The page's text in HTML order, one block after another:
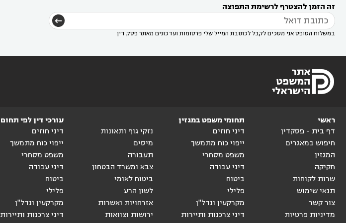
דין בשוהם 
זה הזמן להצטרף לרשימת התפוצה
במשלוח הטופס אני מסכים לקבל לכתובת המייל שלי פרסומות ועדכונים מאתר פסק דין
ראשי
דף בית - פסקדין
חיפוש במאגרים
המגזין
חקיקה
שרות לקוחות
תנאי שימוש
צור קשר
מדיניות פרטיות
תחומי משפט במגזין
דיני חוזים
ייפוי כוח מתמשך
משפט מסחרי
דיני עבודה
ביטוח
פלילי
מקרקעין ונדל"ן
דיני צרכנות ותיירות
נזקי גוף ותאונות
מיסים
תעבורה
צבא ומשרד הבטחון
ביטוח לאומי
לשון הרע
אזרחויות ואשרות
ירושות וצוואות
עורכי דין לפי תחום
דיני חוזים
ייפוי כוח מתמשך
משפט מסחרי
דיני עבודה
ביטוח
פלילי
מקרקעין ונדל"ן
דיני צרכנות ותיירות